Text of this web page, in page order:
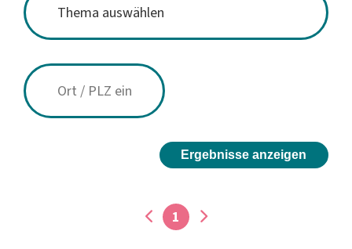
Ergebnisse anzeigen
1